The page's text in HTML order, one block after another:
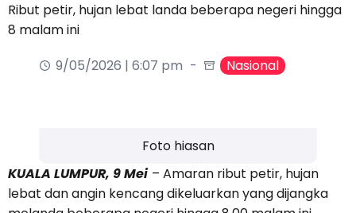
Ribut petir, hujan lebat landa beberapa negeri hingga
8 malam ini
9/05/2026 | 6:07 pm
Nasional
Foto hiasan
KUALA LUMPUR, 9 Mei – Amaran ribut petir, hujan
lebat dan angin kencang dikeluarkan yang dijangka